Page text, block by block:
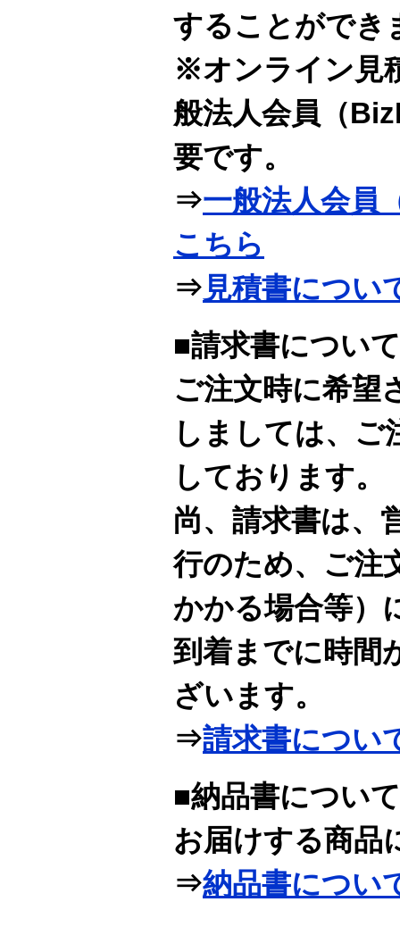
することができ
※オンライン見
般法人会員（
要です。
⇒一般法人会員
こちら
⇒ 見積書につい
■請求書について
ご注文時に希望
しましては、ご
しております。
尚、請求書は、
行のため、ご注
かかる場合等）
到着までに時間
ざいます。
⇒請求書につい
■納品書について
お届けする商品
⇒納品書につい